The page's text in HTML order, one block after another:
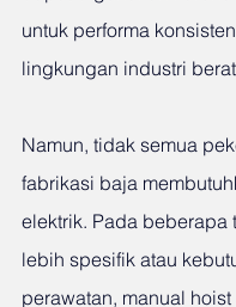
untuk performa
lingkungan industri
Namun, tidak semua
fabrikasi baja
elektrik. Pada beberapa
lebih spesifik atau
perawatan, manual hoist